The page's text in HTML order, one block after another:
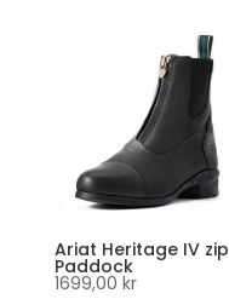
Ariat Heritage IV zip
Paddock
1699,00 kr